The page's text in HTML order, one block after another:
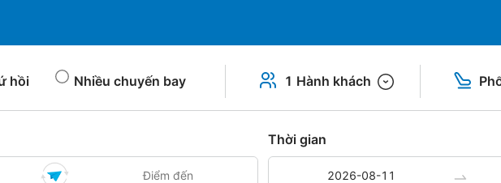
hồi Nhiều chuyến bay 1 Hành khách
Thời gian